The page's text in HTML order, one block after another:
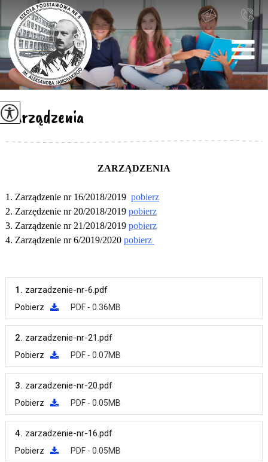
Zarządzenia
ZARZĄDZENIA
1. Zarządzenie nr 16/2018/2019 pobierz
2. Zarzędzenie nr 20/2018/2019 pobierz
3. Zarządzenie nr 21/2018/2019 pobierz
4. Zarządzenie nr 6/2019/2020 pobierz
1. zarzadzenie-nr-6.pdf
Pobierz PDF - 0.36MB
2. zarzadzenie-nr-21.pdf
Pobierz PDF - 0.07MB
3. zarzadzenie-nr-20.pdf
Pobierz PDF - 0.05MB
4. zarzadzenie-nr-16.pdf
Pobierz PDF - 0.05MB